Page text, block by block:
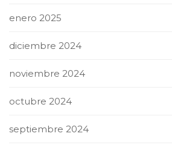
enero 2025
diciembre 2024
noviembre 2024
octubre 2024
septiembre 2024